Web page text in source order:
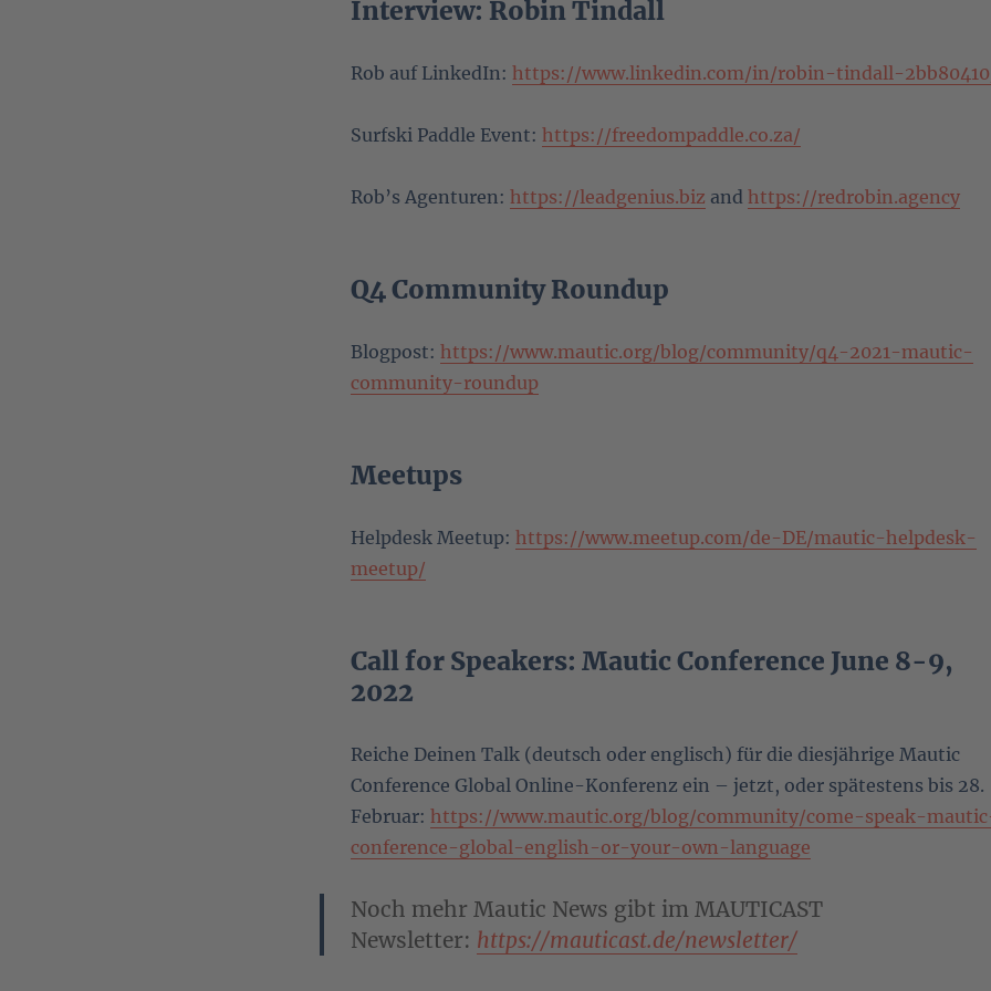
Interview: Robin Tindall
Rob auf LinkedIn: https://www.linkedin.com/in/robin-tindall-
Surfski Paddle Event: https://freedompaddle.co.za/
Rob’s Agenturen: https://leadgenius.biz and https://redrobin.agency
Q4 Community Roundup
Blogpost: https://www.mautic.org/blog/community/q4-2021-mautic-
community-roundup
Meetups
Helpdesk Meetup: https://www.meetup.com/de-DE/mautic-helpdesk-
meetup/
Call for Speakers: Mautic Conference June 8-9,
2022
Reiche Deinen Talk (deutsch oder englisch) für die diesjährige Mautic
Conference Global Online-Konferenz ein – jetzt, oder spätestens bis 28.
Februar: https://www.mautic.org/blog/community/come-speak-
conference-global-english-or-your-own-language
Noch mehr Mautic News gibt im MAUTICAST
Newsletter: https://mauticast.de/newsletter/